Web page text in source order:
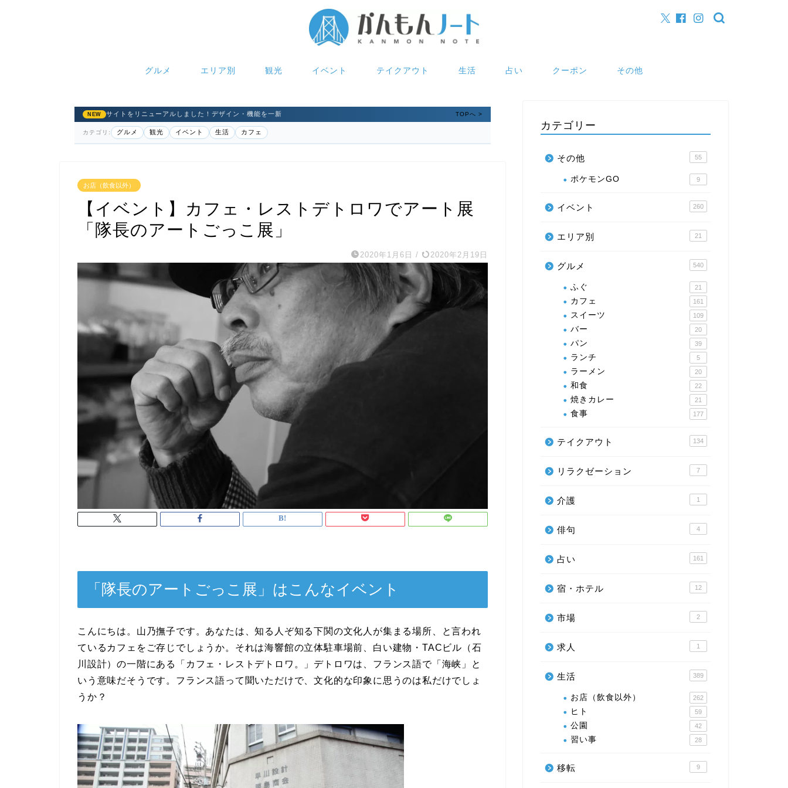
グルメ エリア別 観光 イベント テイクアウト 生活 占い クーポン その他
NEW サイトをリニューアルしました！デザイン・機能を一新 TOPへ >
カテゴリ: グルメ 観光 イベント 生活 カフェ
お店（飲食以外）
【イベント】カフェ・レストデトロワでアート展
「隊長のアートごっこ展」
2020年1月6日 / 2020年2月19日
「隊長のアートごっこ展」はこんなイベント
こんにちは。山乃撫子です。あなたは、知る人ぞ知る下関の文化人が集まる場所、と言われ
ているカフェをご存じでしょうか。それは海響館の立体駐車場前、白い建物・TACビル（石
川設計）の一階にある「カフェ・レストデトロワ。」デトロワは、フランス語で「海峡」と
いう意味だそうです。フランス語って聞いただけで、文化的な印象に思うのは私だけでしょ
うか？
カテゴリー
その他 55
ポケモンGO 9
イベント 260
エリア別 21
グルメ 540
ふぐ 21
カフェ 161
スイーツ 109
バー 20
パン 39
ランチ 5
ラーメン 20
和食 22
焼きカレー 21
食事 177
テイクアウト 134
リラクゼーション 7
介護 1
俳句 4
占い 161
宿・ホテル 12
市場 2
求人 1
生活 389
お店（飲食以外） 262
ヒト 59
公園 42
習い事 28
移転 9